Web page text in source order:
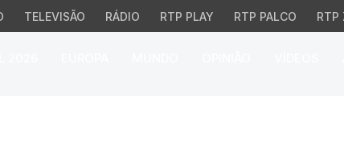
TELEVISÃO RÁDIO RTP PLAY RTP PALCO RTP
Negócios